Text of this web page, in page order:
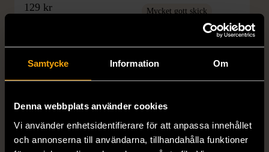
Samtycke Information Om
Denna webbplats använder cookies
Vi använder enhetsidentifierare för att anpassa innehållet
och annonserna till användarna, tillhandahålla funktioner
129 kr Mycket gott skick